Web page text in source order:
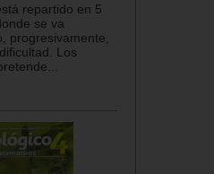
repartido en 5
se va
progresivamente,
Los